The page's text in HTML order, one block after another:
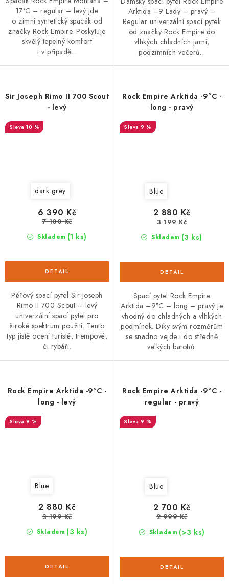
17°C – regular – levý jde
o zimní syntetický spacák od
značky Rock Empire. Poskytuje
skvělý tepelný komfort
i v případě...
Arktida –9 Lady – pravý –
Regular univerzální spací pytek
od značky Rock Empire do
vlhkých chladních jarní,
podzimních večerů...
Sir Joseph Rimo II 700 Scout
- levý
10 %
dark grey
Skladem (1 ks)
6 390 Kč
7 100 Kč
Péřový spací pytel Sir Joseph
Rimo II 700 Scout – levý
univerzální spací pytel pro
široké spektrum použití. Tento
typ jistě ocení turisté, trempové,
či rybáři.
Rock Empire Arktida -9°C -
long - pravý
9 %
Blue
Skladem (3 ks)
2 880 Kč
3 199 Kč
Spací pytel Rock Empire
Arktida –9°C – long – pravý je
vhodný do chladných a vlhkých
podmínek. Díky svým rozměrům
se snadno vejde i do středně
velkých batohů.
Rock Empire Arktida -9°C -
long - levý
9 %
Blue
Skladem (3 ks)
2 880 Kč
3 199 Kč
Rock Empire Arktida -9°C -
regular - pravý
9 %
Blue
Skladem (>3 ks)
2 700 Kč
2 999 Kč